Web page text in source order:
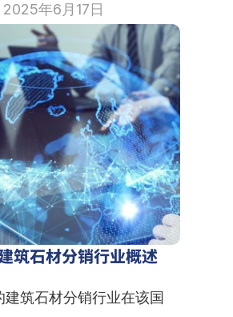
2025年6月17日
筑石材分销行业概述
建筑石材分销行业在该国